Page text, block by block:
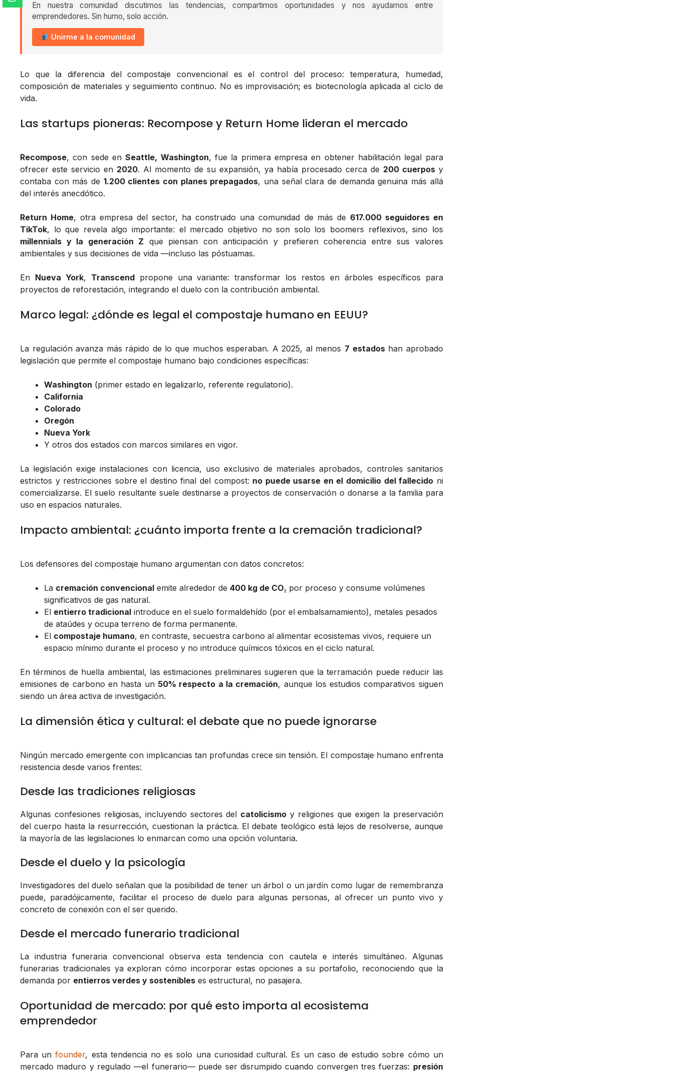
En nuestra comunidad discutimos las tendencias, compartimos oportunidades y nos ayudamos entre
emprendedores. Sin humo, solo acción.
Unirme a la comunidad
Lo que la diferencia del compostaje convencional es el control del proceso: temperatura, humedad,
composición de materiales y seguimiento continuo. No es improvisación; es biotecnología aplicada al ciclo de
vida.
Las startups pioneras: Recompose y Return Home lideran el mercado
Recompose, con sede enSeattle, Washington, fue la primera empresa en obtener habilitación legal para
ofrecer este servicio en 2020. Al momento de su expansión, ya había procesado cerca de 200 cuerposy
contaba con más de 1.200 clientes con planes prepagados, una señal clara de demanda genuina más allá
del interés anecdótico.
Return Home, otra empresa del sector, ha construido una comunidad de más de 617.000 seguidores en
TikTok, lo que revela algo importante: el mercado objetivo no son solo los boomers reflexivos, sino los
millennials y la generación Z que piensan con anticipación y prefieren coherencia entre sus valores
ambientales y sus decisiones de vida —incluso las póstuamas.
En Nueva York, Transcendpropone una variante: transformar los restos en árboles específicos para
proyectos de reforestación, integrando el duelo con la contribución ambiental.
Marco legal: ¿dónde es legal el compostaje humano en EEUU?
La regulación avanza más rápido de lo que muchos esperaban. A 2025, al menos 7 estadoshan aprobado
legislación que permite el compostaje humano bajo condiciones específicas:
Washington (primer estado en legalizarlo, referente regulatorio).
California
Colorado
Oregón
Nueva York
Y otros dos estados con marcos similares en vigor.
La legislación exige instalaciones con licencia, uso exclusivo de materiales aprobados, controles sanitarios
estrictos y restricciones sobre el destino final del compost: no puede usarse en el domicilio del fallecido ni
comercializarse. El suelo resultante suele destinarse a proyectos de conservación o donarse a la familia para
uso en espacios naturales.
Impacto ambiental: ¿cuánto importa frente a la cremación tradicional?
Los defensores del compostaje humano argumentan con datos concretos:
La cremación convencional emite alrededor de 400 kg de CO₂ por proceso y consume volúmenes
significativos de gas natural.
El entierro tradicional introduce en el suelo formaldehído (por el embalsamamiento), metales pesados
de ataúdes y ocupa terreno de forma permanente.
El compostaje humano, en contraste, secuestra carbono al alimentar ecosistemas vivos, requiere un
espacio mínimo durante el proceso y no introduce químicos tóxicos en el ciclo natural.
En términos de huella ambiental, las estimaciones preliminares sugieren que la terramación puede reducir las
emisiones de carbono en hasta un 50% respecto a la cremación, aunque los estudios comparativos siguen
siendo un área activa de investigación.
La dimensión ética y cultural: el debate que no puede ignorarse
Ningún mercado emergente con implicancias tan profundas crece sin tensión. El compostaje humano enfrenta
resistencia desde varios frentes:
Desde las tradiciones religiosas
Algunas confesiones religiosas, incluyendo sectores del catolicismo y religiones que exigen la preservación
del cuerpo hasta la resurrección, cuestionan la práctica. El debate teológico está lejos de resolverse, aunque
la mayoría de las legislaciones lo enmarcan como una opción voluntaria.
Desde el duelo y la psicología
Investigadores del duelo señalan que la posibilidad de tener un árbol o un jardín como lugar de remembranza
puede, paradójicamente, facilitar el proceso de duelo para algunas personas, al ofrecer un punto vivo y
concreto de conexión con el ser querido.
Desde el mercado funerario tradicional
La industria funeraria convencional observa esta tendencia con cautela e interés simultáneo. Algunas
funerarias tradicionales ya exploran cómo incorporar estas opciones a su portafolio, reconociendo que la
demanda por entierros verdes y sostenibles es estructural, no pasajera.
Oportunidad de mercado: por qué esto importa al ecosistema
emprendedor
Para unfounder, esta tendencia no es solo una curiosidad cultural. Es un caso de estudio sobre cómo un
mercado maduro y regulado —el funerario— puede ser disrumpido cuando convergen tres fuerzas: presión